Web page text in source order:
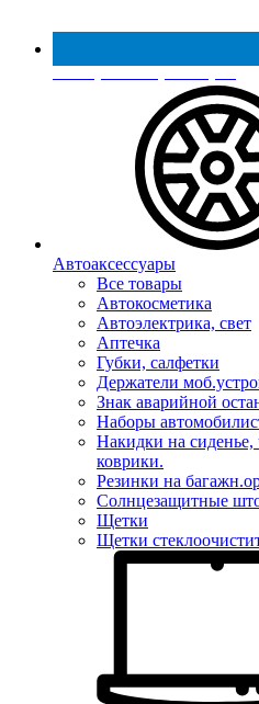
Реестр МинПромТорга
Автоаксессуары
Все товары
Автокосметика
Автоэлектрика, свет
Аптечка
Губки, салфетки
Держатели
Знак аварийной
Наборы
Накидки на сиденье,
коврики.
Резинки на
Солнцезащитные
Щетки
Щетки